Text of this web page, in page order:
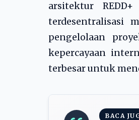
arsitektur
terdesentralisasi
pengelolaan
kepercayaan
terbesar untuk
BACA